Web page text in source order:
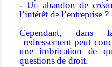
- Un abandon de
l’intérêt de l’entreprise ?
Cependant, dans
redressement peut
une imbrication de
questions de droit.